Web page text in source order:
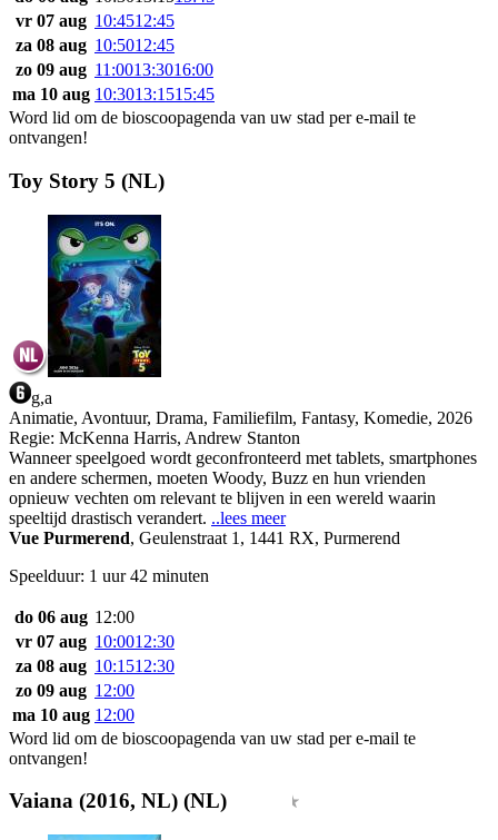
vr 07 aug 10:4512:45
za 08 aug 10:5012:45
zo 09 aug 11:0013:3016:00
ma 10 aug 10:3013:1515:45
Word lid om de bioscoopagenda van uw stad per e-mail te
ontvangen!
Toy Story 5 (NL)
g,a
Animatie, Avontuur, Drama, Familiefilm, Fantasy, Komedie, 2026
Regie: McKenna Harris, Andrew Stanton
Wanneer speelgoed wordt geconfronteerd met tablets, smartphones
en andere schermen, moeten Woody, Buzz en hun vrienden
opnieuw vechten om relevant te blijven in een wereld waarin
speeltijd drastisch verandert. ..lees meer
Vue Purmerend, Geulenstraat 1, 1441 RX, Purmerend
Speelduur: 1 uur 42 minuten
do 06 aug 12:00
vr 07 aug 10:0012:30
za 08 aug 10:1512:30
zo 09 aug 12:00
ma 10 aug 12:00
Word lid om de bioscoopagenda van uw stad per e-mail te
ontvangen!
Vaiana (2016, NL) (NL)